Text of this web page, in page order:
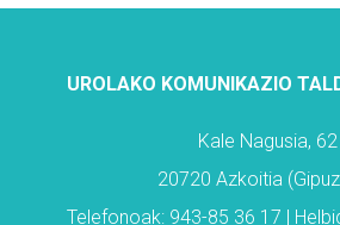
UROLAKO KOMUNIKAZIO
Kale Nagusia, 62
20720 Azkoitia
Telefonoak: 943-85 36 17 |